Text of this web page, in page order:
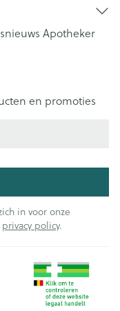
Apotheker
en promoties
in voor onze
privacy policy.